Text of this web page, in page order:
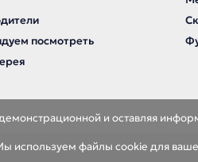
и оставляя
файлы cookie для
посмотреть